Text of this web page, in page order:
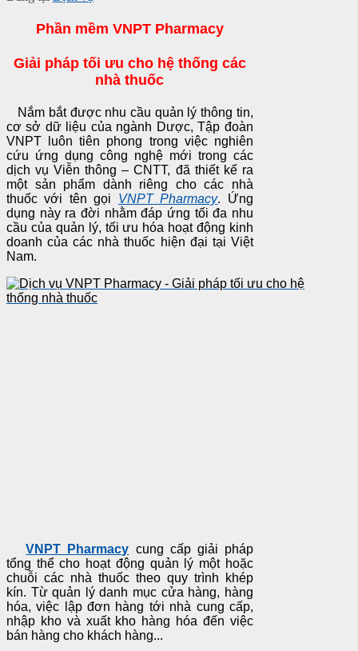
Phần mềm VNPT Pharmacy
Giải pháp tối ưu cho hệ thống các
nhà thuốc
Nắm bắt được nhu cầu quản lý thông tin,
cơ sở dữ liệu của ngành Dược, Tập đoàn
VNPT luôn tiên phong trong việc nghiên
cứu ứng dụng công nghệ mới trong các
dịch vụ Viễn thông – CNTT, đã thiết kế ra
một sản phẩm dành riêng cho các nhà
thuốc với tên gọi VNPT Pharmacy. Ứng
dụng này ra đời nhằm đáp ứng tối đa nhu
cầu của quản lý, tối ưu hóa hoạt động kinh
doanh của các nhà thuốc hiện đại tại Việt
Nam.
VNPT Pharmacy cung cấp giải pháp
tổng thể cho hoạt động quản lý một hoặc
chuỗi các nhà thuốc theo quy trình khép
kín. Từ quản lý danh mục cửa hàng, hàng
hóa, việc lập đơn hàng tới nhà cung cấp,
nhập kho và xuất kho hàng hóa đến việc
bán hàng cho khách hàng...